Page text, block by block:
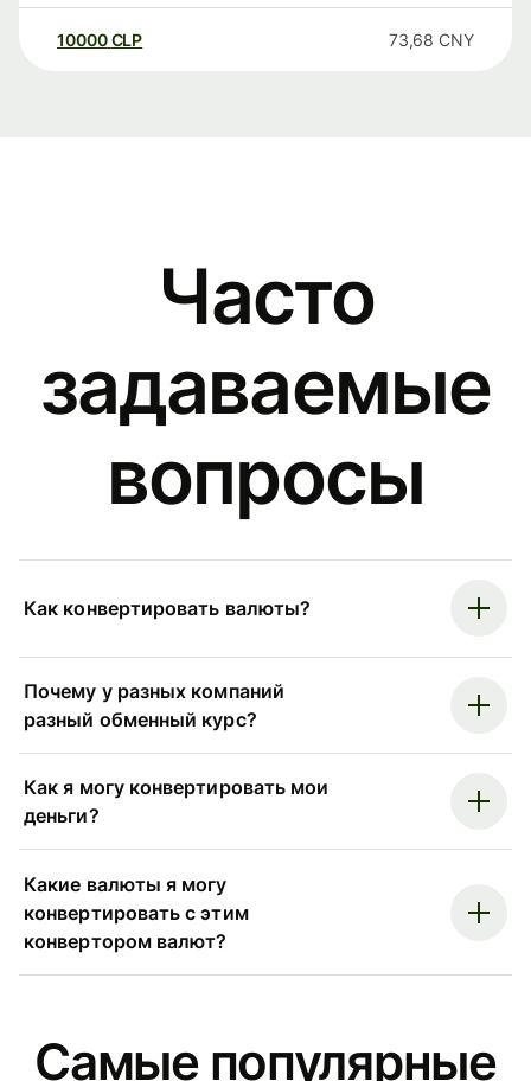
10000 CLP 73,68 CNY
Часто
задаваемые
вопросы
Как конвертировать валюты?
Почему у разных компаний
разный обменный курс?
Как я могу конвертировать мои
деньги?
Какие валюты я могу
конвертировать с этим
конвертором валют?
Самые популярные